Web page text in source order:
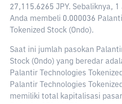
27,115.6265 JPY. Sebaliknya,
Anda membeli 0.000036
Tokenized Stock (Ondo).
Saat ini jumlah pasokan
Stock (Ondo) yang beredar
Palantir Technologies
Palantir Technologies
memiliki total kapitalisasi